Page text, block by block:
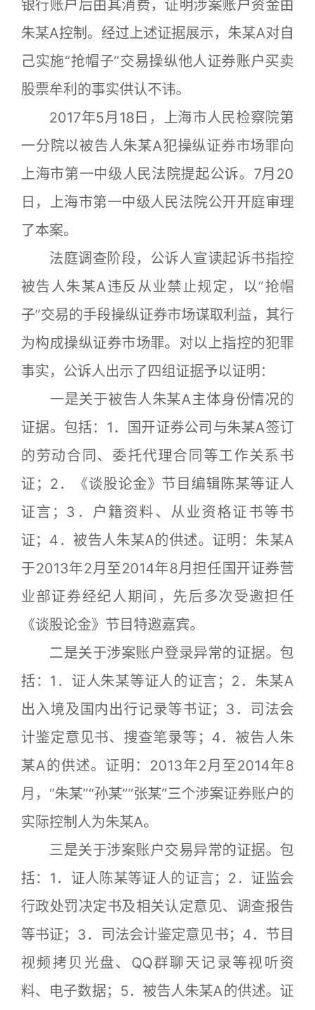
银行账户后由其消费，证明涉案账户资金由
朱某A控制。经过上述证据展示，朱某A对自
己实施“抢帽子”交易操纵他人证券账户买卖
股票牟利的事实供认不讳。
2017年5月18日，上海市人民检察院第
一分院以被告人朱某A犯操纵证券市场罪向
上海市第一中级人民法院提起公诉。7月20
日，上海市第一中级人民法院公开开庭审理
了本案。
法庭调查阶段，公诉人宣读起诉书指控
被告人朱某A违反从业禁止规定，以“抢帽
子”交易的手段操纵证券市场谋取利益，其行
为构成操纵证券市场罪。对以上指控的犯罪
事实，公诉人出示了四组证据予以证明：
一是关于被告人朱某A主体身份情况的
证据。包括：1．国开证券公司与朱某A签订
的劳动合同、委托代理合同等工作关系书
证；2．《谈股论金》节目编辑陈某等证人
证言；3．户籍资料、从业资格证书等书
证；4．被告人朱某A的供述。证明：朱某A
于2013年2月至2014年8月担任国开证券营
业部证券经纪人期间，先后多次受邀担任
《谈股论金》节目特邀嘉宾。
二是关于涉案账户登录异常的证据。包
括：1．证人朱某等证人的证言；2．朱某A
出入境及国内出行记录等书证；3．司法会
计鉴定意见书、搜查笔录等；4．被告人朱
某A的供述。证明：2013年2月至2014年8
月，“朱某”“孙某”“张某”三个涉案证券账户的
实际控制人为朱某A。
三是关于涉案账户交易异常的证据。包
括：1．证人陈某等证人的证言；2．证监会
行政处罚决定书及相关认定意见、调查报告
等书证；3．司法会计鉴定意见书；4．节目
视频拷贝光盘、QQ群聊天记录等视听资
料、电子数据；5．被告人朱某A的供述。证